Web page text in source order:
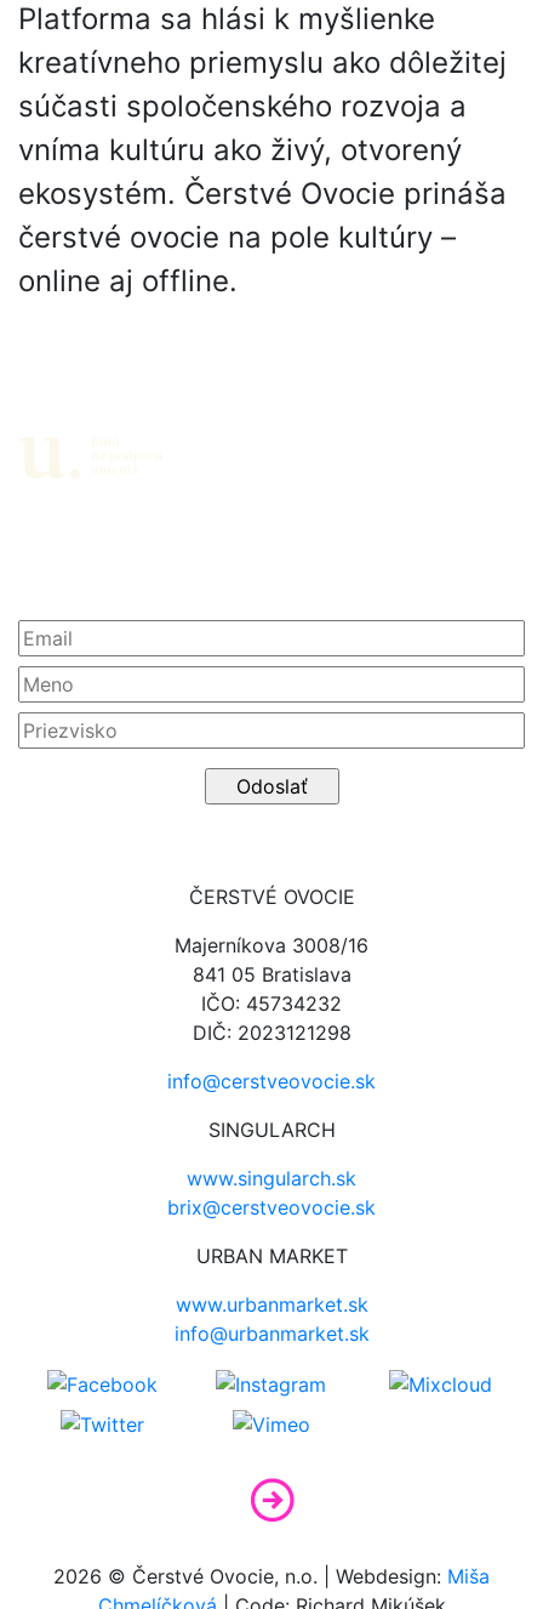
Platforma sa hlási k myšlienke
kreatívneho priemyslu ako dôležitej
súčasti spoločenského rozvoja a
vníma kultúru ako živý, otvorený
ekosystém. Čerstvé Ovocie prináša
čerstvé ovocie na pole kultúry –
online aj offline.
ČERSTVÉ OVOCIE
Majerníkova 3008/16
841 05 Bratislava
IČO: 45734232
DIČ: 2023121298
info@cerstveovocie.sk
SINGULARCH
www.singularch.sk
brix@cerstveovocie.sk
URBAN MARKET
www.urbanmarket.sk
info@urbanmarket.sk
2026 © Čerstvé Ovocie, n.o. | Webdesign: Miša